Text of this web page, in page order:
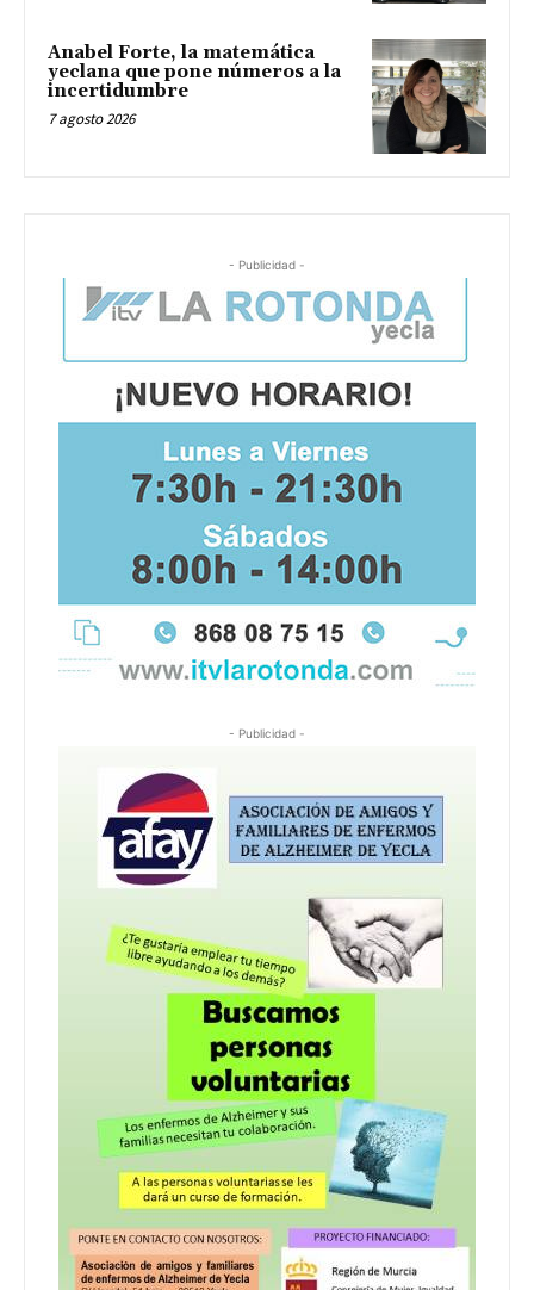
Anabel Forte, la matemática
yeclana que pone números a la
incertidumbre
7 agosto 2026
- Publicidad -
- Publicidad -